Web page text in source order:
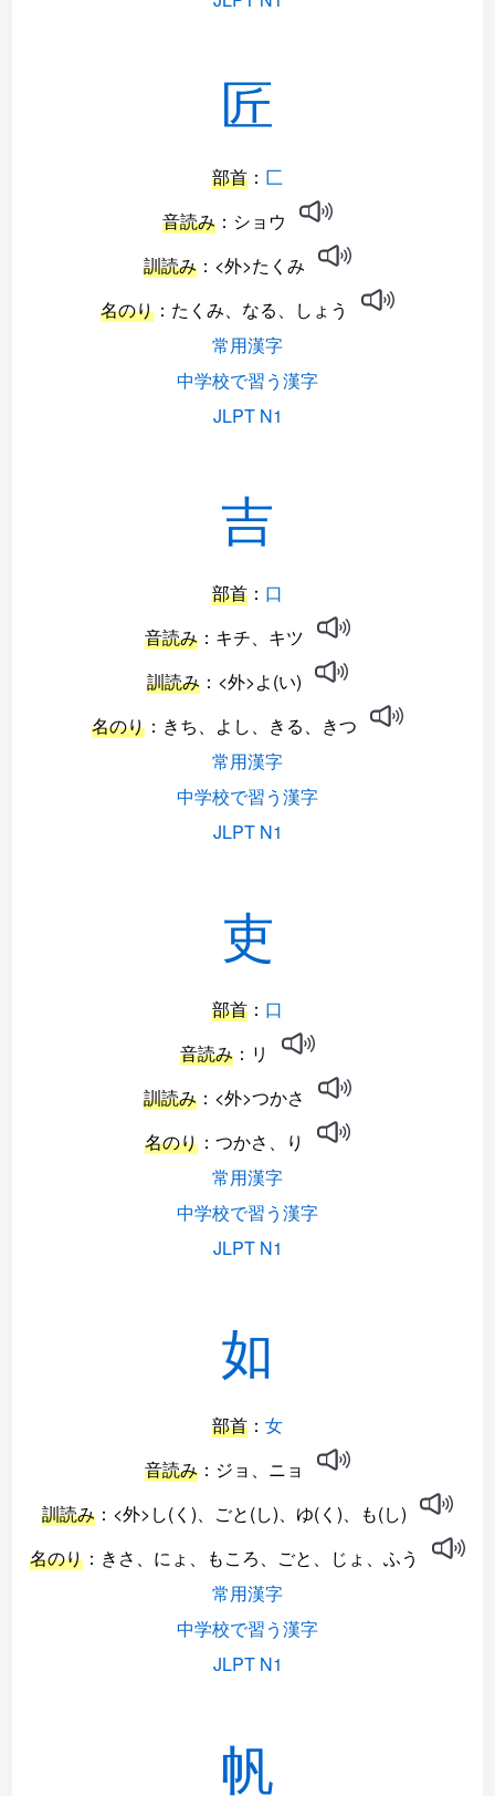
匠
部首 ： 匚
音読み ：ショウ
訓読み ：<外>たくみ
名のり ：たくみ、なる、しょう
常用漢字
中学校で習う漢字
JLPT N1
吉
部首 ： 口
音読み ：キチ、キツ
訓読み ：<外>よ(い)
名のり ：きち、よし、きる、きつ
常用漢字
中学校で習う漢字
JLPT N1
吏
部首 ： 口
音読み ：リ
訓読み ：<外>つかさ
名のり ：つかさ、り
常用漢字
中学校で習う漢字
JLPT N1
如
部首 ： 女
音読み ：ジョ、ニョ
訓読み ：<外>し(く)、ごと(し)、ゆ(く)、も(し)
名のり ：きさ、にょ、もころ、ごと、じょ、ふう
常用漢字
中学校で習う漢字
JLPT N1
帆